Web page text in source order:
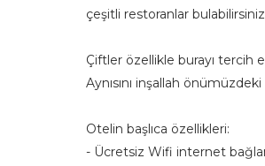
çeşitli restoranlar
Çiftler özellikle burayı tercih
Aynısını inşallah
Otelin başlıca özellikleri:
- Ücretsiz Wifi internet